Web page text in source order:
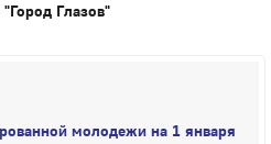
ород Глазов"
молодежи на 1 января